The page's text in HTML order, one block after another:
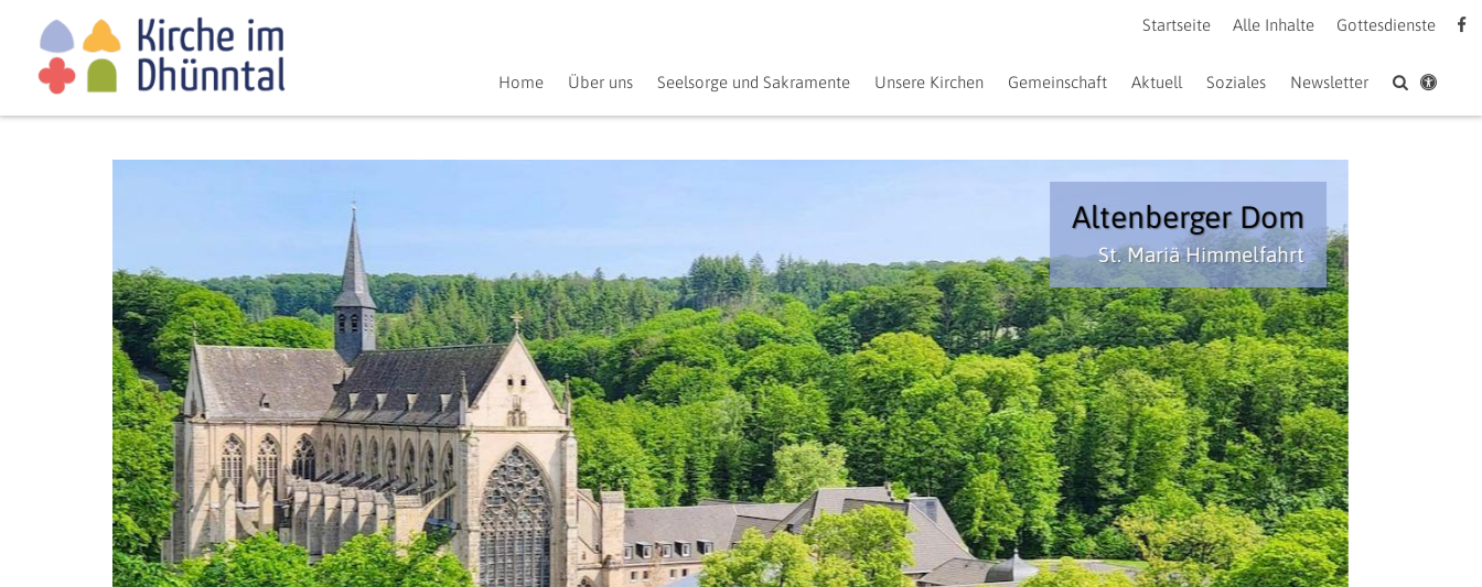
Startseite Alle Inhalte Gottesdienste
Home Über uns Seelsorge und Sakramente Unsere Kirchen Gemeinschaft Aktuell Soziales Newsletter
St.